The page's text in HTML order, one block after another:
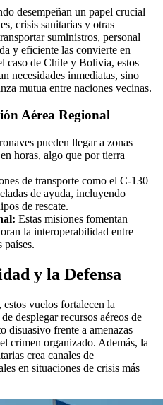
desempeñan un papel crucial
crisis sanitarias y otras
suministros, personal
y eficiente las convierte en
caso de Chile y Bolivia, estos
necesidades inmediatas, sino
mutua entre naciones vecinas.
Aérea Regional
pueden llegar a zonas
horas, algo que por tierra
de transporte como el C-130
de ayuda, incluyendo
de rescate.
Estas misiones fomentan
la interoperabilidad entre
países.
y la Defensa
vuelos fortalecen la
desplegar recursos aéreos de
disuasivo frente a amenazas
crimen organizado. Además, la
crea canales de
en situaciones de crisis más